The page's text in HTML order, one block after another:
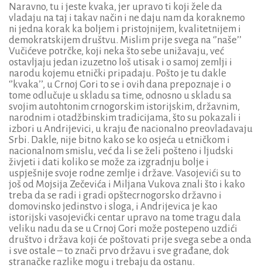
Naravno, tu i jeste kvaka, jer upravo ti koji žele da
vladaju na taj i takav način i ne daju nam da koraknemo
ni jedna korak ka boljem i pristojnijem, kvalitetnijem i
demokratskijem društvu. Mislim prije svega na ‘’naše’’
Vučićeve potrčke, koji neka što sebe unižavaju, već
ostavljaju jedan izuzetno loš utisak i o samoj zemlji i
narodu kojemu etnički pripadaju. Pošto je tu dakle
‘’kvaka’’, u Crnoj Gori to se i ovih dana prepoznaje i o
tome odlučuje u skladu sa time, odnosno u skladu sa
svojim autohtonim crnogorskim istorijskim, državnim,
narodnim i otadžbinskim tradicijama, što su pokazali i
izbori u Andrijevici, u kraju đe nacionalno preovladavaju
Srbi. Dakle, nije bitno kako se ko osjeća u etničkom i
nacionalnom smislu, već da li se želi pošteno i ljudski
živjeti i dati koliko se može za izgradnju bolje i
uspješnije svoje rodne zemlje i države. Vasojevići su to
još od Mojsija Zečevića i Miljana Vukova znali što i kako
treba da se radi i gradi opštecrnogorsko državno i
domovinsko jedinstvo i sloga, i Andrijevica je kao
istorijski vasojevićki centar upravo na tome tragu dala
veliku nadu da se u Crnoj Gori može postepeno uzdići
društvo i država koji će poštovati prije svega sebe a onda
i sve ostale – to znači prvo državu i sve građane, dok
stranačke razlike mogu i trebaju da ostanu.